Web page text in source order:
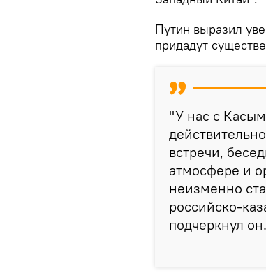
Путин выразил
придадут
"У нас с
встречи,
атмосфере и
неизменно
российско-
подчеркнул он.